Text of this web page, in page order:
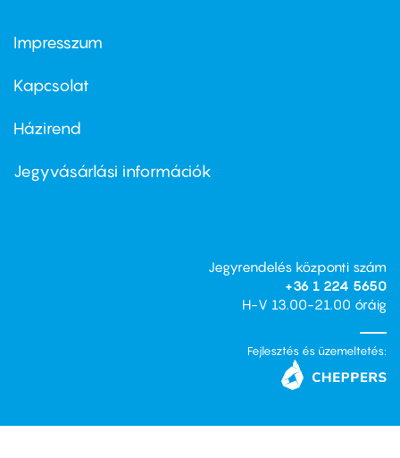
Footer
first
Impresszum
Kapcsolat
Footer
second
Házirend
Jegyvásárlási információk
Jegyrendelés központi szám
+36 1 224 5650
H-V 13.00-21.00 óráig
Fejlesztés és üzemeltetés: